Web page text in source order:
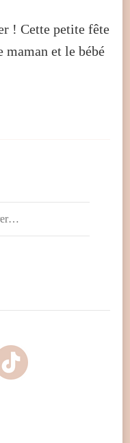
! Cette petite fête
maman et le bébé